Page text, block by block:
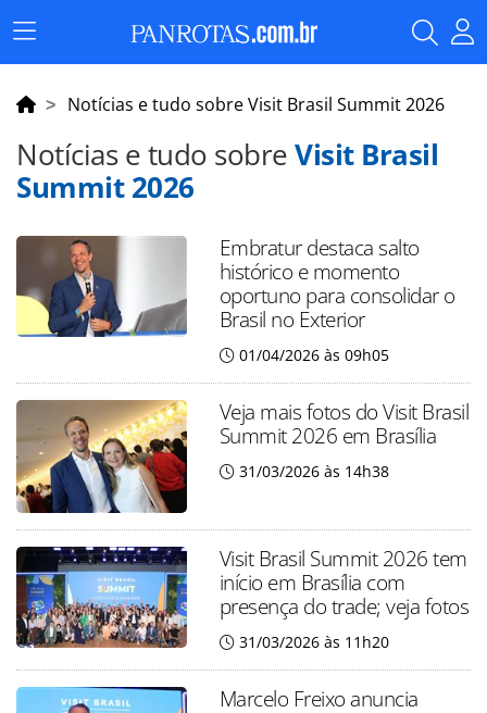
Menu
Principal
Notícias e tudo sobre Visit Brasil Summit 2026
Notícias e tudo sobreVisit Brasil
Summit 2026
Embratur destaca salto
histórico e momento
oportuno para consolidar o
Brasil no Exterior
01/04/2026 às 09h05
Veja mais fotos do Visit Brasil
Summit 2026 em Brasília
31/03/2026 às 14h38
Visit Brasil Summit 2026 tem
início em Brasília com
presença do trade; veja fotos
31/03/2026 às 11h20
Marcelo Freixo anuncia